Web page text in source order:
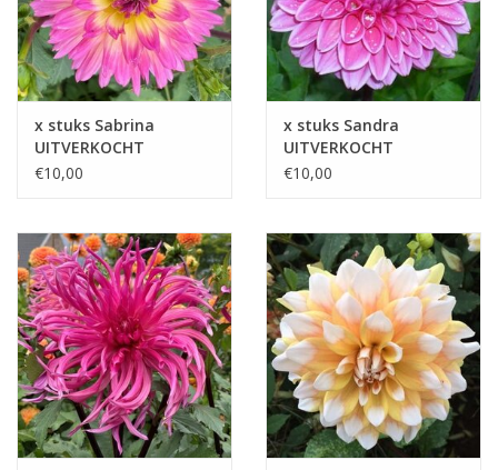
x stuks Sabrina
UITVERKOCHT
€10,00
x stuks Sandra
UITVERKOCHT
€10,00